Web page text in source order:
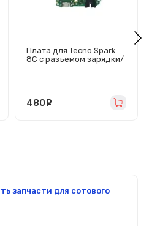
Плата для Tecno Spark
8C с разъемом зарядки/
480
запчасти для сотового